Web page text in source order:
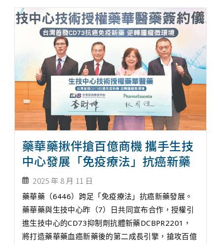
藥華藥揪伴搶百億商機 攜手生技
中心發展「免疫療法」抗癌新藥
2025 年 8 月 11 日
藥華藥（6446）跨足「免疫療法」抗癌新藥發展。
藥華藥與生技中心昨（7）日共同宣布合作，授權引
進生技中心的CD73抑制劑抗體新藥DCBPR2201，
將打造藥華藥血癌新藥後的第二成長引擎，搶攻百億